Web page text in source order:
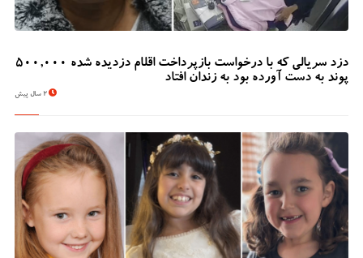
دزد سریالی که با درخواست بازپرداخت اقلام دزدیده شده 500,000
پوند به دست آورده بود به زندان افتاد
2 سال پیش